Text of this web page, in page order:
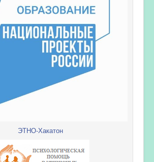
ЭТНО-Хакатон